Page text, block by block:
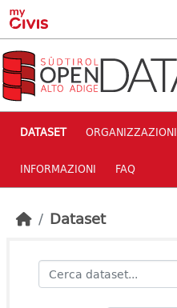
Skip to main content
DATASET ORGANIZZAZIONI
INFORMAZIONI FAQ
Dataset